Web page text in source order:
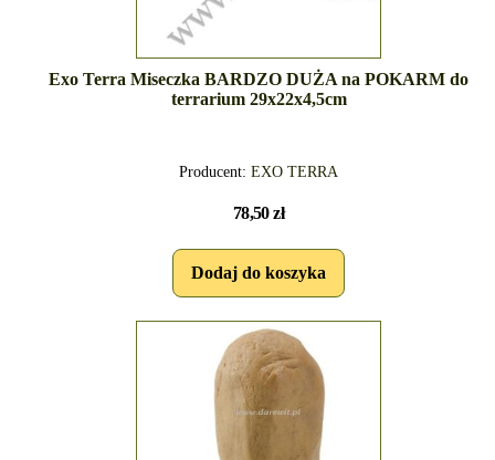
Exo Terra Miseczka BARDZO DUŻA na POKARM do
terrarium 29x22x4,5cm
Producent: EXO TERRA
78,50 zł